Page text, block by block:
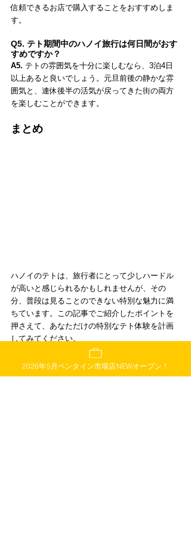
信頼できるお店で購入することをおすすめしま
す。
Q5. テト期間中のハノイ旅行は何日間がおす
すめですか？
A5. テトの雰囲気を十分に楽しむなら、3泊4日
以上あると良いでしょう。元旦前後の静かな雰
囲気と、連休後半の活気が戻ってきた街の両方
を楽しむことができます。
まとめ
ハノイのテトは、旅行者にとって少しハードル
が高いと感じられるかもしれませんが、その
分、普段は見ることのできない特別な魅力に満
ちています。この記事でご紹介したポイントを
押さえて、あなただけの特別なテト体験を計画
してみてください。
旧市街や花市で、テトならではの華やかな
雰囲気を楽しむ
2026年5月ベンタイン市場店NEWオープン！